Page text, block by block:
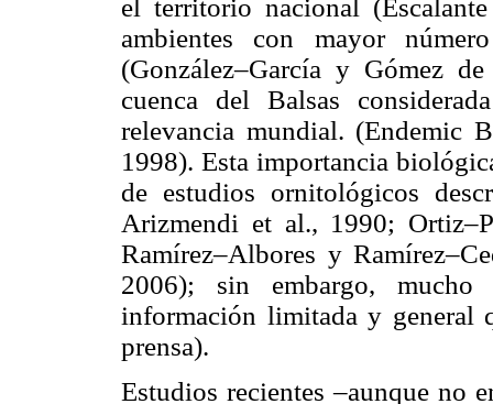
el territorio nacional
ambientes con mayor
(González–García y Gómez
cuenca del Balsas
relevancia mundial. (Endemic
1998). Esta importancia
de estudios ornitológicos
Arizmendi et al., 1990;
Ramírez–Albores y
2006); sin embargo,
información limitada y general
prensa).
Estudios recientes –aunque no